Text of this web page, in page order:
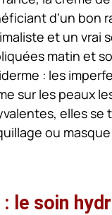
d’un bon
et un vrai
matin et
: les
sur les peaux
elles se
ou
le soin